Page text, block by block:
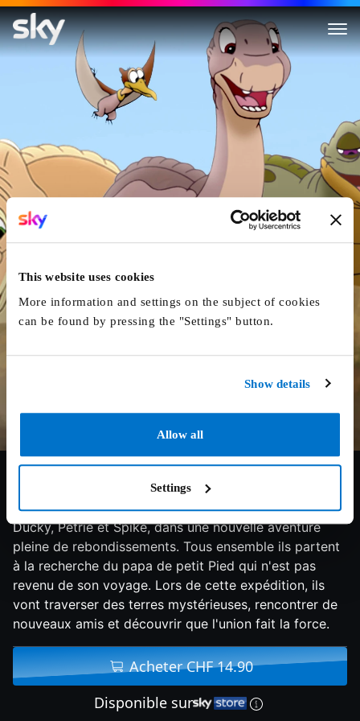
This website uses cookies
More information and settings on the subject of cookies
can be found by pressing the "Settings" button.
Show details
Allow all
Settings
Le Petit Dinosaure :
6.7/10 2016 78 min Aventure
Retrouve les célèbres dinosaures Petit Pied, Cera,
Ducky, Petrie et Spike, dans une nouvelle aventure
pleine de rebondissements. Tous ensemble ils partent
à la recherche du papa de petit Pied qui n'est pas
revenu de son voyage. Lors de cette expédition, ils
vont traverser des terres mystérieuses, rencontrer de
nouveaux amis et découvrir que l'union fait la force.
Acheter CHF 14.90
Disponible sur